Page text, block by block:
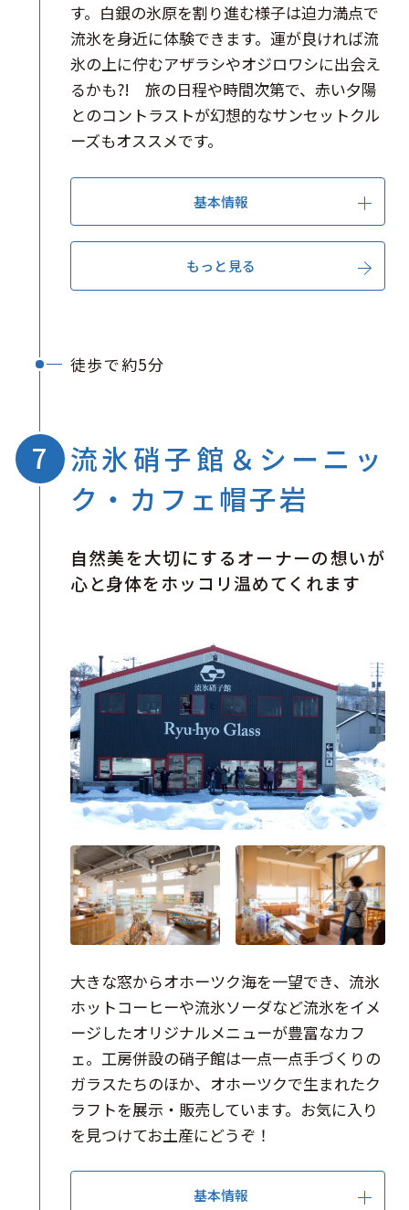
す。白銀の氷原を割り進む様子は迫力満点で
流氷を身近に体験できます。運が良ければ流
氷の上に佇むアザラシやオジロワシに出会え
るかも?! 旅の日程や時間次第で、赤い夕陽
とのコントラストが幻想的なサンセットクル
ーズもオススメです。
基本情報
もっと見る
徒歩で約5分
流氷硝子館＆シーニッ
ク・カフェ帽子岩
自然美を大切にするオーナーの想いが
心と身体をホッコリ温めてくれます
大きな窓からオホーツク海を一望でき、流氷
ホットコーヒーや流氷ソーダなど流氷をイメ
ージしたオリジナルメニューが豊富なカフ
ェ。工房併設の硝子館は一点一点手づくりの
ガラスたちのほか、オホーツクで生まれたク
ラフトを展示・販売しています。お気に入り
を見つけてお土産にどうぞ！
基本情報